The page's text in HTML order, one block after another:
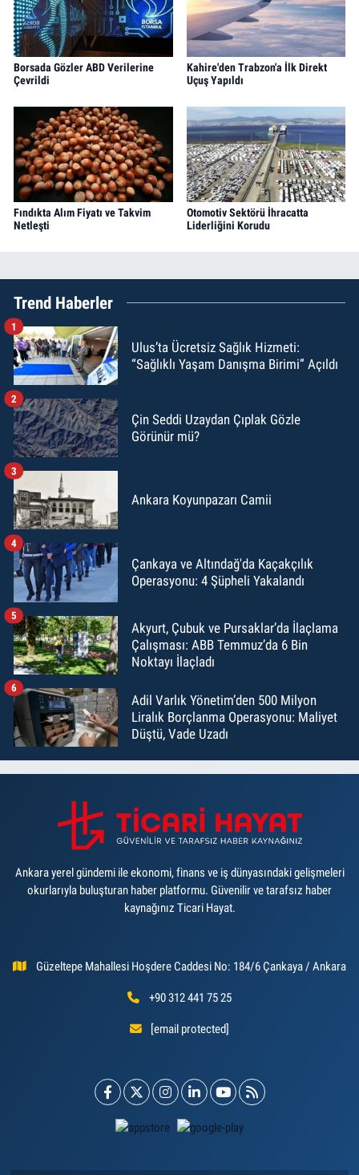
Borsada Gözler ABD Verilerine
Çevrildi
Kahire'den Trabzon'a İlk Direkt
Uçuş Yapıldı
Fındıkta Alım Fiyatı ve Takvim
Netleşti
Otomotiv Sektörü İhracatta
Liderliğini Korudu
Trend Haberler
Ulus’ta Ücretsiz Sağlık Hizmeti:
“Sağlıklı Yaşam Danışma Birimi” Açıldı
1
Çin Seddi Uzaydan Çıplak Gözle
Görünür mü?
2
Ankara Koyunpazarı Camii
3
Çankaya ve Altındağ'da Kaçakçılık
Operasyonu: 4 Şüpheli Yakalandı
4
Akyurt, Çubuk ve Pursaklar’da İlaçlama
Çalışması: ABB Temmuz’da 6 Bin
Noktayı İlaçladı
5
Adil Varlık Yönetim’den 500 Milyon
Liralık Borçlanma Operasyonu: Maliyet
Düştü, Vade Uzadı
6
Ankara yerel gündemi ile ekonomi, finans ve iş dünyasındaki gelişmeleri
okurlarıyla buluşturan haber platformu. Güvenilir ve tarafsız haber
kaynağınız Ticari Hayat.
Güzeltepe Mahallesi Hoşdere Caddesi No: 184/6 Çankaya / Ankara
+90 312 441 75 25
[email protected]